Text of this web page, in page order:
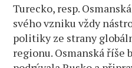
Turecko, resp.
svého vzniku vždy
politiky ze strany
regionu. Osmanská říše